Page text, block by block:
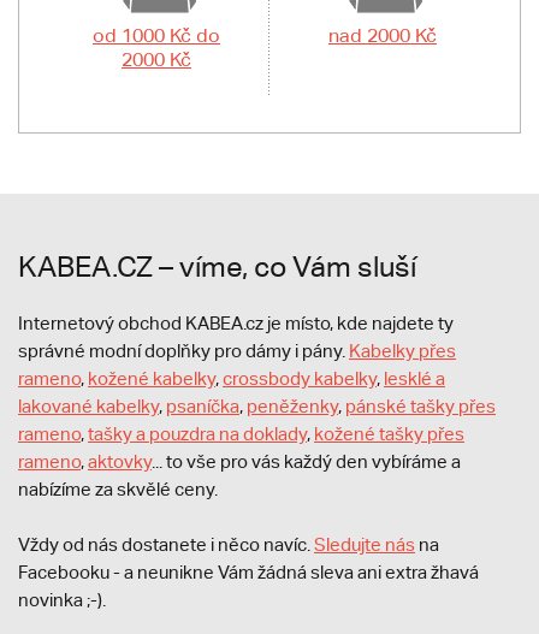
od 1000 Kč do
2000 Kč
nad 2000 Kč
KABEA.CZ – víme, co Vám sluší
Internetový obchod KABEA.cz je místo, kde najdete ty
správné modní doplňky pro dámy i pány. Kabelky přes
rameno, kožené kabelky,crossbody kabelky, lesklé a
lakované kabelky, psaníčka, peněženky, pánské tašky přes
rameno,tašky a pouzdra na doklady, kožené tašky přes
rameno,aktovky... to vše pro vás každý den vybíráme a
nabízíme za skvělé ceny.
Vždy od nás dostanete i něco navíc. Sledujte nás na
Facebooku - a neunikne Vám žádná sleva ani extra žhavá
novinka ;-).